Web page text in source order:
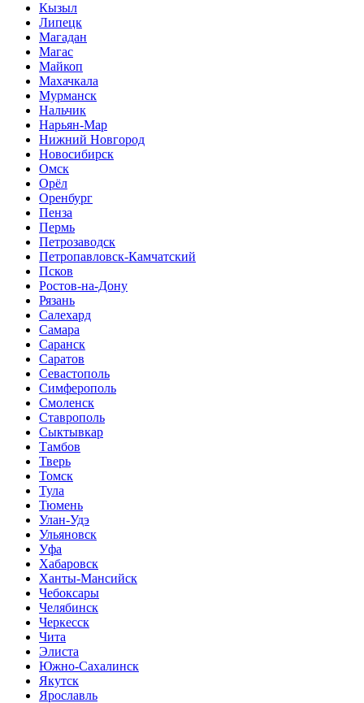
Кызыл
Липецк
Магадан
Магас
Майкоп
Махачкала
Мурманск
Нальчик
Нарьян-Мар
Нижний Новгород
Новосибирск
Омск
Орёл
Оренбург
Пенза
Пермь
Петрозаводск
Петропавловск-Камчатский
Псков
Ростов-на-Дону
Рязань
Салехард
Самара
Саранск
Саратов
Севастополь
Симферополь
Смоленск
Ставрополь
Сыктывкар
Тамбов
Тверь
Томск
Тула
Тюмень
Улан-Удэ
Ульяновск
Уфа
Хабаровск
Ханты-Мансийск
Чебоксары
Челябинск
Черкесск
Чита
Элиста
Южно-Сахалинск
Якутск
Ярославль